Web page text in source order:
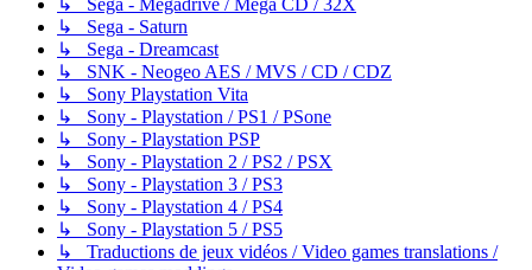
↳ Sega - Megadrive / Mega CD / 32X
↳ Sega - Saturn
↳ Sega - Dreamcast
↳ SNK - Neogeo AES / MVS / CD / CDZ
↳ Sony Playstation Vita
↳ Sony - Playstation / PS1 / PSone
↳ Sony - Playstation PSP
↳ Sony - Playstation 2 / PS2 / PSX
↳ Sony - Playstation 3 / PS3
↳ Sony - Playstation 4 / PS4
↳ Sony - Playstation 5 / PS5
↳ Traductions de jeux vidéos / Video games translations /